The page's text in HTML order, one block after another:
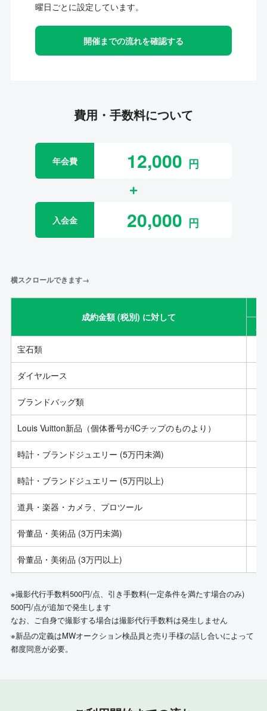
曜日ごとに設定しています。
開催までの流れを確認する
費用・手数料について
年会費 12,000
入会金 20,000
横スクロールできます→
成約金額 (税別) に対して
宝石類
ダイヤルース
ブランドバッグ類
Louis Vuitton新品（個体番号がICチップのものより）
時計・ブランドジュエリー (5万円未満)
時計・ブランドジュエリー (5万円以上)
道具・楽器・カメラ、プロツール
骨董品・美術品 (3万円未満)
骨董品・美術品 (3万円以上)
※撮影代行手数料500円/点、引き手数料(一定条件を満たす場合のみ)
500円/点が追加で発生します
なお、ご自身で撮影する場合は撮影代行手数料は発生しません
※新品の定義はMWオークション検品員と売り手様の話し合いによって
都度同意が必要。